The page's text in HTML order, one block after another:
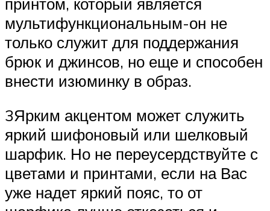
мультифункциональным-он не
только служит для поддержания
брюк и джинсов, но еще и способен
внести изюминку в образ.
3Ярким акцентом может служить
яркий шифоновый или шелковый
шарфик. Но не переусердствуйте с
цветами и принтами, если на Вас
уже надет яркий пояс, то от